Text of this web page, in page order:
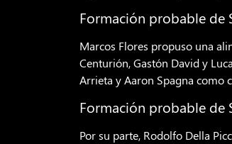
Formación probable de
Marcos Flores propuso una
Centurión, Gastón David y
Arrieta y Aaron Spagna como
Formación probable de
Por su parte, Rodolfo Della